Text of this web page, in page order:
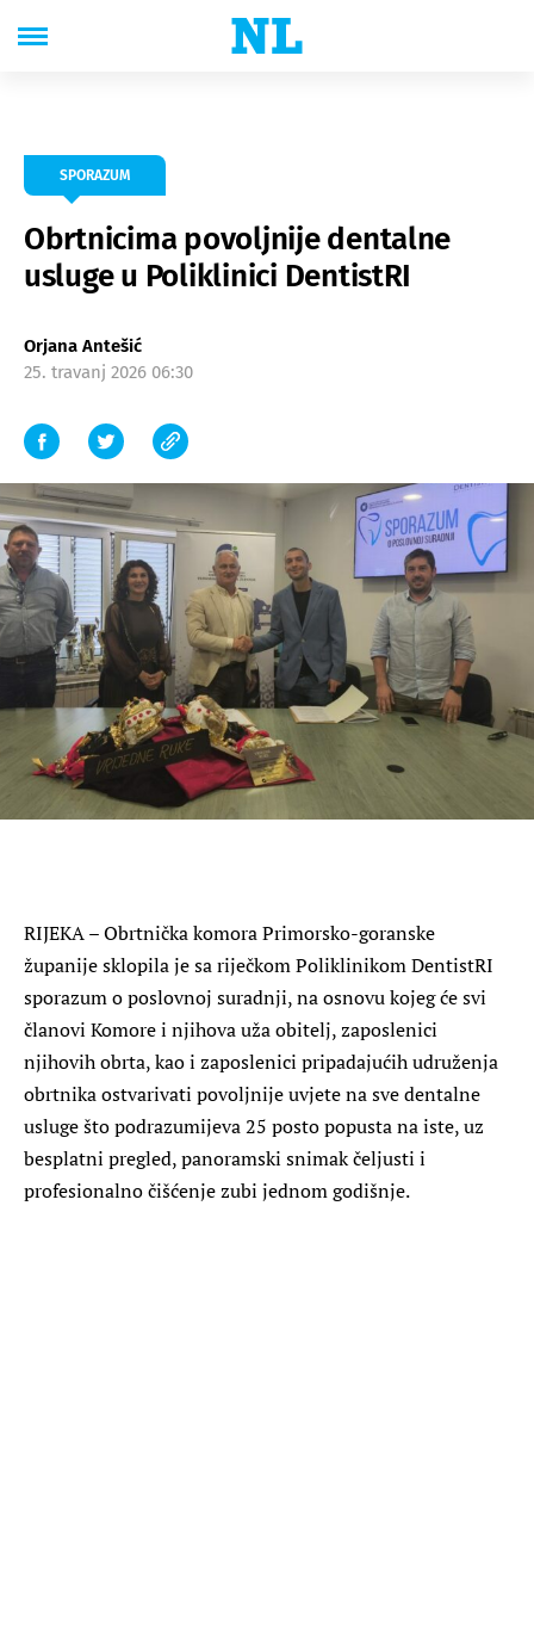
SPORAZUM
Obrtnicima povoljnije dentalne
usluge u Poliklinici DentistRI
Orjana Antešić
25. travanj 2026 06:30
RIJEKA – Obrtnička komora Primorsko-goranske
županije sklopila je sa riječkom Poliklinikom DentistRI
sporazum o poslovnoj suradnji, na osnovu kojeg će svi
članovi Komore i njihova uža obitelj, zaposlenici
njihovih obrta, kao i zaposlenici pripadajućih udruženja
obrtnika ostvarivati povoljnije uvjete na sve dentalne
usluge što podrazumijeva 25 posto popusta na iste, uz
besplatni pregled, panoramski snimak čeljusti i
profesionalno čišćenje zubi jednom godišnje.